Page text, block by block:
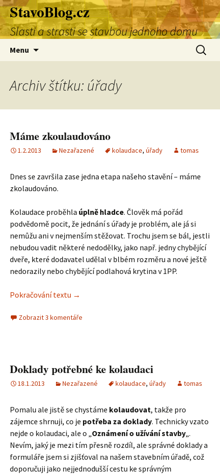
Přejít
k
obsahu
webu
StavoBlog.cz
Slasti a strasti se stavbou jednoho domu
Menu
Archiv štítku: úřady
Máme zkoulaudováno
1.2.2013 Nezařazené kolaudace, úřady tomas
Dnes se završila zase jedna etapa našeho stavění – máme
zkolaudováno.
Kolaudace proběhla úplně hladce. Člověk má pořád
podvědomě pocit, že jednání s úřady je problém, ale já si
nemůžu ani v nejmenším stěžovat. Trochu jsem se bál, jestli
nebudou vadit některé nedodělky, jako např. jedny chybějící
dveře, které dodavatel udělal v blbém rozměru a nové ještě
nedorazily nebo chybějící podlahová krytina v 1PP.
Pokračování textu Máme zkoulaudováno
→
Zobrazit 3 komentáře
Doklady potřebné ke kolaudaci
18.1.2013 Nezařazené kolaudace, úřady tomas
Pomalu ale jistě se chystáme kolaudovat, takže pro
zájemce shrnuji, co je potřeba za doklady. Technicky vzato
nejde o kolaudaci, ale o „Oznámení o užívání stavby„.
Nevím, jaký je mezi tím přesně rozdíl, ale správné doklady a
formuláře jsem si zjišťoval na našem stavebním úřadě, což
doporučuji jako nejjednodušší cestu ke správným